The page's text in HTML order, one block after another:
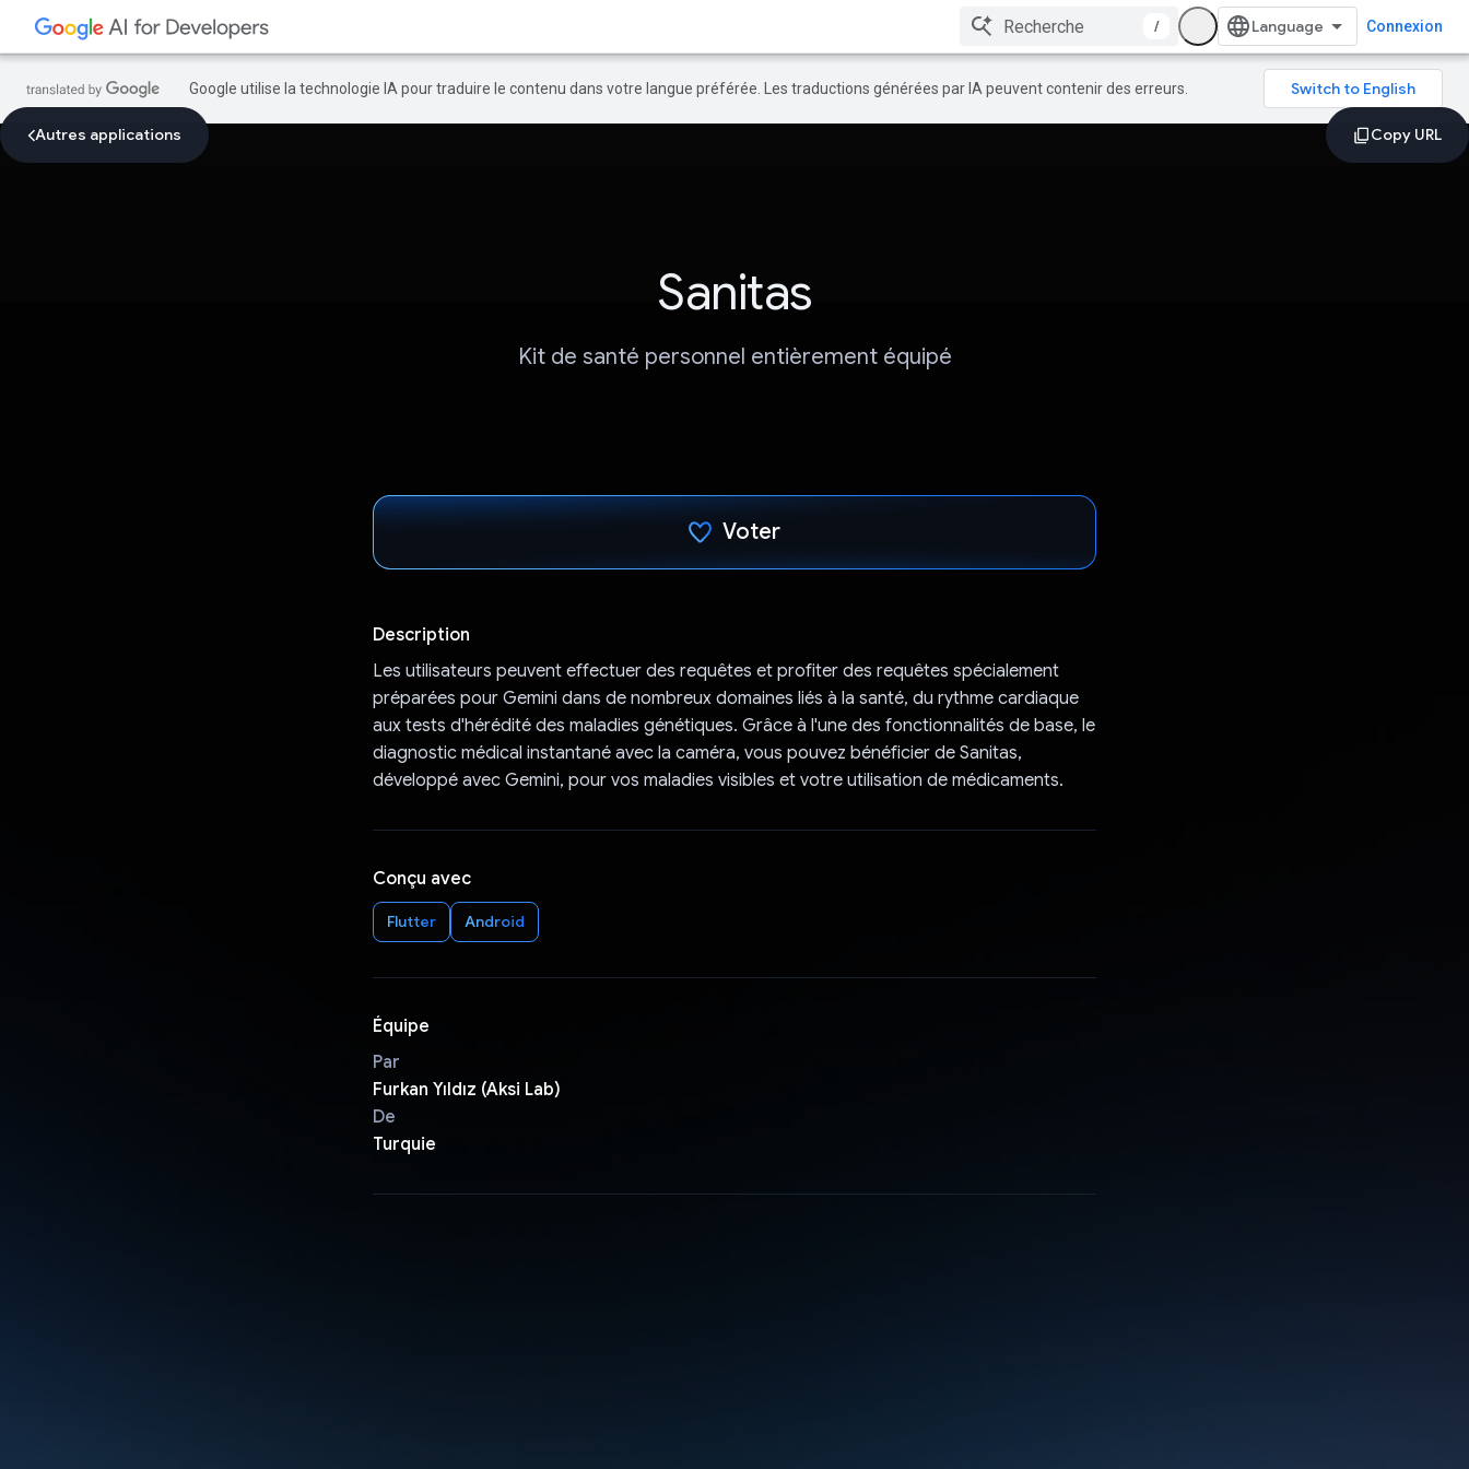
/ Connexion
Google utilise la technologie IA pour traduire le contenu dans votre langue préférée. Les traductions générées par IA peuvent contenir des erreurs.
Autres applications
Sanitas
Kit de santé personnel entièrement équipé
Voter
Description
Les utilisateurs peuvent effectuer des requêtes et profiter des requêtes spécialement
préparées pour Gemini dans de nombreux domaines liés à la santé, du rythme cardiaque
aux tests d'hérédité des maladies génétiques. Grâce à l'une des fonctionnalités de base, le
diagnostic médical instantané avec la caméra, vous pouvez bénéficier de Sanitas,
développé avec Gemini, pour vos maladies visibles et votre utilisation de médicaments.
Conçu avec
Flutter Android
Équipe
Par
Furkan Yıldız (Aksi Lab)
De
Turquie